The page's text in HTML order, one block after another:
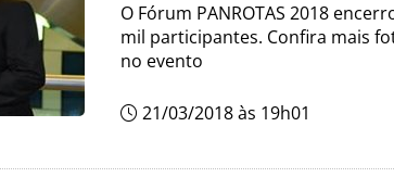
O Fórum PANROTAS 2018
mil participantes. Confira mais
no evento
21/03/2018 às 19h01